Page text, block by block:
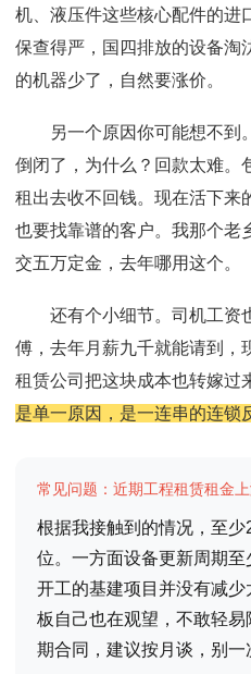
机、液压件这些核心配件的进
保查得严，国四排放的设备淘
的机器少了，自然要涨价。
另一个原因你可能想不到
倒闭了，为什么？回款太难。
租出去收不回钱。现在活下来
也要找靠谱的客户。我那个老
交五万定金，去年哪用这个。
还有个小细节。司机工资
傅，去年月薪九千就能请到，
租赁公司把这块成本也转嫁过
是单一原因，是一连串的连锁
常见问题：近期工程租赁租金
根据我接触到的情况，至
位。一方面设备更新周期
开工的基建项目并没有减
板自己也在观望，不敢轻
期合同，建议按月谈，别一